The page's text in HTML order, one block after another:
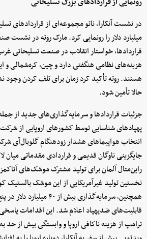
در نشست آنکارا، ناتو مجموعه‌ای از قراردادهای
میلیارد دلار را رونمایی کرد. مارک روته در نشست
قراردادها، خواستار انقلاب در صنعت تسلیحاتی
هزینه‌های نظامی هنگفتی دارد و چین، کره‌شمالی و
هستند. روته تأکید کرد زمان برای تلف کردن وجود
حالا تأمین شود.
جزئیات قراردادها و سرمایه‌گذاری‌های جدید از
پهپادهای شناسایی توسط کشورهای اروپایی از
انتخاب هواپیماهای هشدار زودهنگام گلوبال‌آی
جایگزینی ناوگان قدیمی و قراردادی مقدماتی میان
راین‌متال آلمان برای تولید مشترک موشک‌های
نخستین تولید غیرآمریکایی از این موشک بالستیک
همچنین، سرمایه‌گذاری بیش از ۴۰
قابلیت‌های ضدپهپاد اعلام شد. این اقدامات
ترامپ از هزینه ناکافی اروپا و وابستگی بیش از